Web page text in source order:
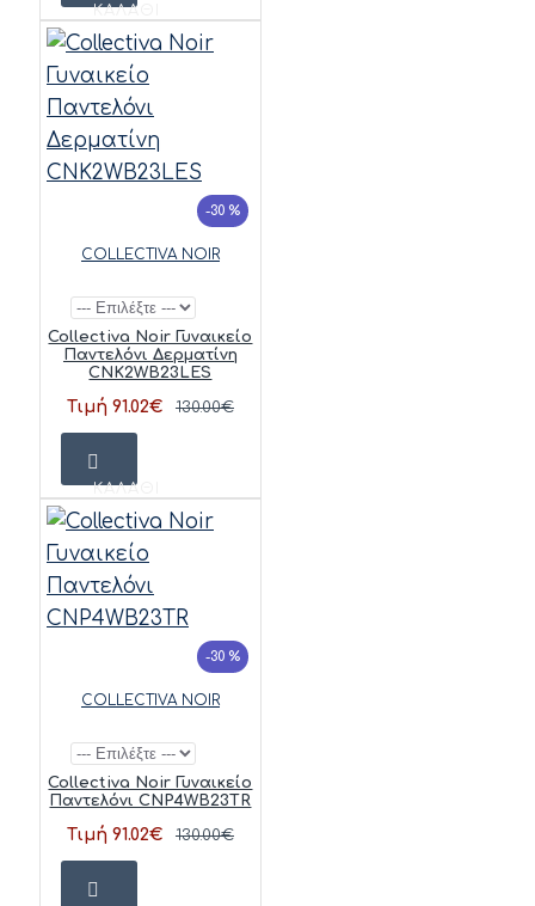
ΚΑΛΆΘΙ
-30 %
COLLECTIVA NOIR
Collectiva Noir Γυναικείο
Παντελόνι Δερματίνη
CNK2WB23LES
Τιμή 91.02€ 130.00€
ΚΑΛΆΘΙ
-30 %
COLLECTIVA NOIR
Collectiva Noir Γυναικείο
Παντελόνι CNP4WB23TR
Τιμή 91.02€ 130.00€